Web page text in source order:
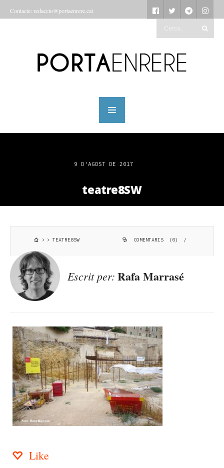
Contacte: redaccio@portaenrere.cat
9 D'AGOST DE 2017
teatre8SW
TEATRE8SW COMENTARIS (0) /
Escrit per: Rafa Marrasé
Like